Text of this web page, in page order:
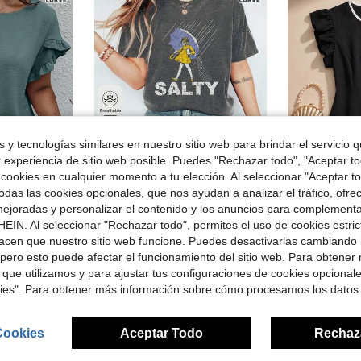
y unicolor de talla grande para verano
Ahorro de $1.20
-11% Camiseta casual de manga corta con cuello redondo y estampado gráfico "Salty Girl" para mujer, talla grande, para uso diario en verano
¡Casi agotado!
$9.29 1.1k+ vendidos
con cupón
-11% Formidée Blusa de unicolor con
#2 Más
¡Casi
#2 Más
¡Casi
#2 Más
¡Casi
#2 Más
¡Casi agotado!
$11.99
y tecnologías similares en nuestro sitio web para brindar el servicio
de sitio web posible. Puedes "Rechazar todo", "Aceptar
en cualquier momento a tu elección. Al seleccionar "Aceptar
las cookies opcionales, que nos ayudan a analizar el tráfico,
y personalizar el contenido y los anuncios para
Al seleccionar "Rechazar todo", permites el uso de cookies
que nuestro sitio web funcione. Puedes desactivarlas cambiando
esto puede afectar el funcionamiento del sitio web. Para obtener
utilizamos y para ajustar tus configuraciones de cookies
Para obtener más información sobre cómo procesamos los datos
Aceptar Todo